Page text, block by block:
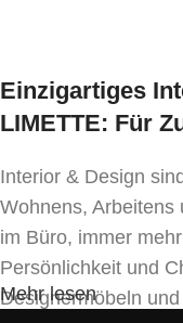
Einzigartiges
LIMETTE: Für
Interior & Design
Wohnens, Arbeitens
im Büro, immer
Persönlichkeit und
Designermöbeln
Mehr lesen